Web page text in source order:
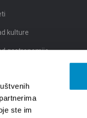
ste im
kulture
gastronomije